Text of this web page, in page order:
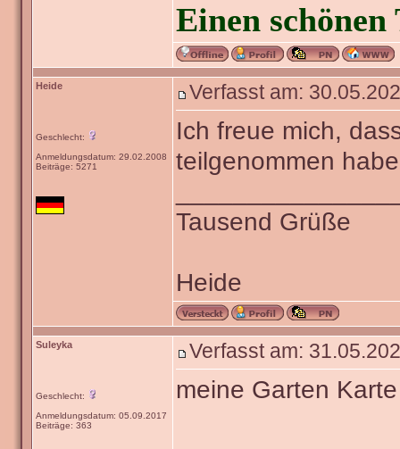
Einen
Heide
Geschlecht:
Anmeldungsdatum: 29.02.2008
Beiträge: 5271
Verfasst am:
Ich freue mich,
teilgenommen
Tausend Grüße
Heide
Suleyka
Geschlecht:
Anmeldungsdatum: 05.09.2017
Beiträge: 363
Verfasst am:
meine Garten Karte